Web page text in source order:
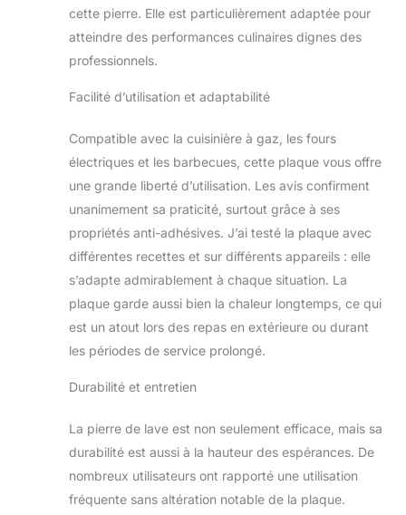
après l'autre, sans
attendre que plaque
soit à température,
l'énergie 100 %
et artisanale : la
pierre de lave
utilisée provient
d'anciennes
éruptions
volcaniques de
l'Etna. Un matériau
naturel, entièrement
sicilien, travaillé de
manière artisanale.
La différence est
remarquable : avec
d'un produit
naturel, sicilien et
artisanal Fabriquée
en Italie
cette pierre. Elle est particulièrement adaptée pour
atteindre des performances culinaires dignes des
professionnels.
Facilité d’utilisation et adaptabilité
Compatible avec la cuisinière à gaz, les fours
électriques et les barbecues, cette plaque vous offre
une grande liberté d’utilisation. Les avis confirment
unanimement sa praticité, surtout grâce à ses
propriétés anti-adhésives. J’ai testé la plaque avec
différentes recettes et sur différents appareils : elle
s’adapte admirablement à chaque situation. La
plaque garde aussi bien la chaleur longtemps, ce qui
est un atout lors des repas en extérieure ou durant
les périodes de service prolongé.
Durabilité et entretien
La pierre de lave est non seulement efficace, mais sa
durabilité est aussi à la hauteur des espérances. De
nombreux utilisateurs ont rapporté une utilisation
fréquente sans altération notable de la plaque.